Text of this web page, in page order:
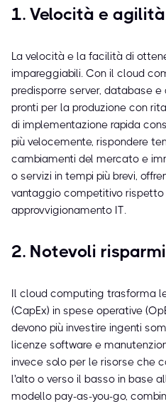
1. Velocità e
La velocità e la facilità di
impareggiabili. Con il cloud
predisporre server, database e
pronti per la produzione con
di implementazione rapida
più velocemente, rispondere
cambiamenti del mercato e
o servizi in tempi più brevi,
vantaggio competitivo rispetto
approvvigionamento IT.
2. Notevoli
Il cloud computing trasforma
(CapEx) in spese operative
devono più investire ingenti
licenze software e
invece solo per le risorse che
l'alto o verso il basso in base
modello pay-as-you-go,